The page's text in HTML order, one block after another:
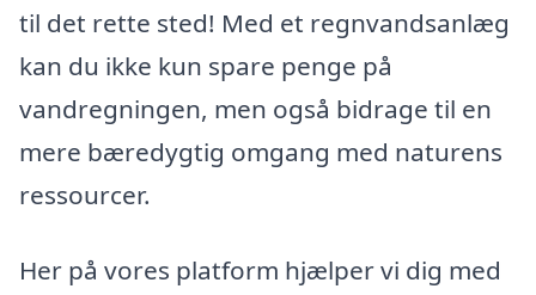
til det rette sted! Med et regnvandsanlæg
kan du ikke kun spare penge på
vandregningen, men også bidrage til en
mere bæredygtig omgang med naturens
ressourcer.
Her på vores platform hjælper vi dig med